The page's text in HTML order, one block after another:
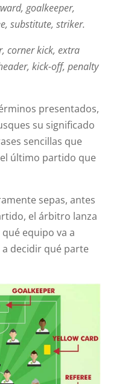
goalkeeper,
substitute, striker.
corner kick, extra
kick-off, penalty
presentados,
su significado
sencillas que
último partido que
sepas, antes
el árbitro lanza
equipo va a
decidir qué parte